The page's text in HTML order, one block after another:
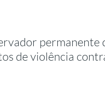
permanente
de violência